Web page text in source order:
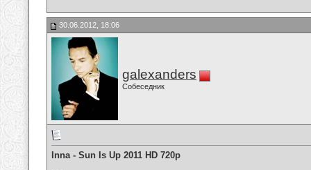
30.06.2012, 18:06
galexanders
Собеседник
Inna - Sun Is Up 2011 HD 720p